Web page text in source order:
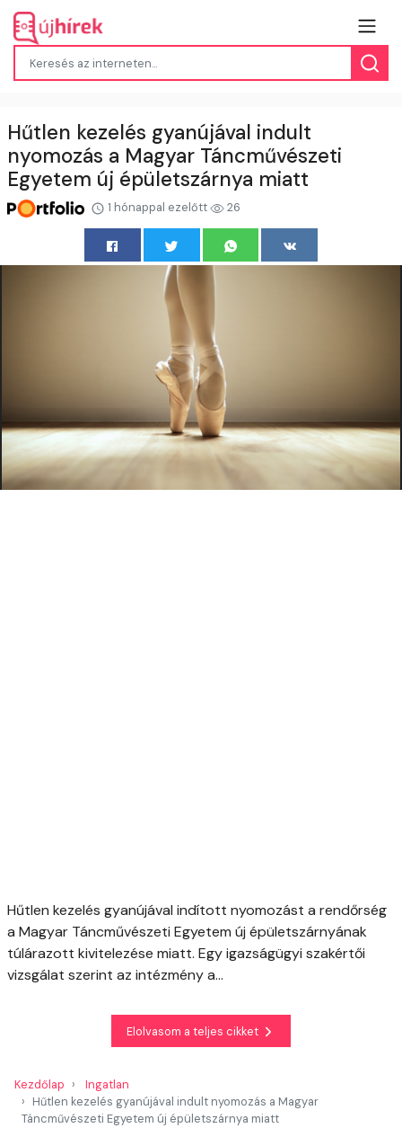
Hűtlen kezelés gyanújával indult
nyomozás a Magyar Táncművészeti
Egyetem új épületszárnya miatt
1 hónappal ezelőtt 26
Hűtlen kezelés gyanújával indított nyomozást a rendőrség
a Magyar Táncművészeti Egyetem új épületszárnyának
túlárazott kivitelezése miatt. Egy igazságügyi szakértői
vizsgálat szerint az intézmény a...
Elolvasom a teljes cikket
Kezdőlap
Ingatlan
Hűtlen kezelés gyanújával indult nyomozás a Magyar
Táncművészeti Egyetem új épületszárnya miatt